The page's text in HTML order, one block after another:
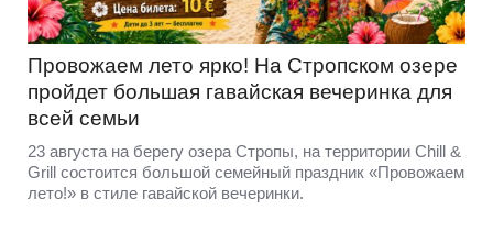
Провожаем лето ярко! На Стропском озере
пройдет большая гавайская вечеринка для
всей семьи
23 августа на берегу озера Стропы, на территории Chill &
Grill состоится большой семейный праздник «Провожаем
лето!» в стиле гавайской вечеринки.